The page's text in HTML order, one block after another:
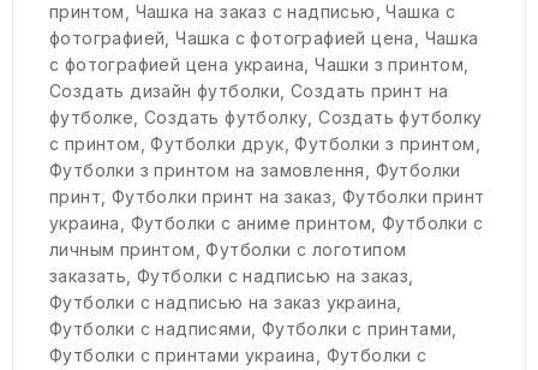
принтом, Чашка на заказ с надписью,Чашка с
фотографией,Чашка с фотографией цена, Чашка
с фотографией цена украина,Чашки з принтом,
Создать дизайн футболки,Создать принт на
футболке,Создать футболку,Создать футболку
с принтом,Футболки друк,Футболки з принтом,
Футболки з принтом на замовлення, Футболки
принт, Футболки принт на заказ, Футболки принт
украина, Футболки с аниме принтом,Футболки с
личным принтом,Футболки с логотипом
заказать,Футболки с надписью на заказ,
Футболки с надписью на заказ украина,
Футболки с надписями, Футболки с принтами,
Футболки с принтами украина, Футболки с